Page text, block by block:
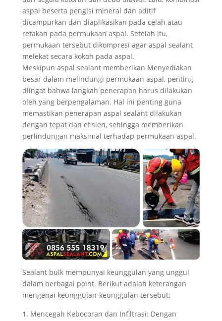
aspal beserta pengisi mineral dan aditif
dicampurkan dan diaplikasikan pada celah atau
retakan pada permukaan aspal. Setelah itu,
permukaan tersebut dikompresi agar aspal sealant
melekat secara kokoh pada aspal.
Meskipun aspal sealant memberikan Menyediakan
besar dalam melindungi permukaan aspal, penting
diingat bahwa langkah penerapan harus dilakukan
oleh yang berpengalaman. Hal ini penting guna
memastikan penerapan aspal sealant dilakukan
dengan tepat dan efisien, sehingga memberikan
perlindungan maksimal terhadap permukaan aspal.
Sealant bulk mempunyai keunggulan yang unggul
dalam berbagai point. Berikut adalah keterangan
mengenai keunggulan-keunggulan tersebut:
Mencegah Kebocoran dan Infiltrasi: Dengan